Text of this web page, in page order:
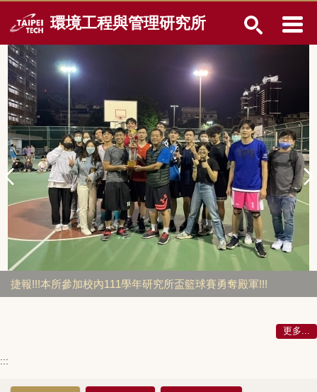
到
要
內
容
區
環境工程與管理研究所
捷報!!!本所參加校內111學年研究所盃籃球賽勇奪殿軍!!!
更多...
:::